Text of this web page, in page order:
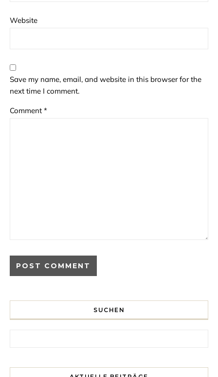
Website
Save my name, email, and website in this browser for the
next time I comment.
Comment *
SUCHEN